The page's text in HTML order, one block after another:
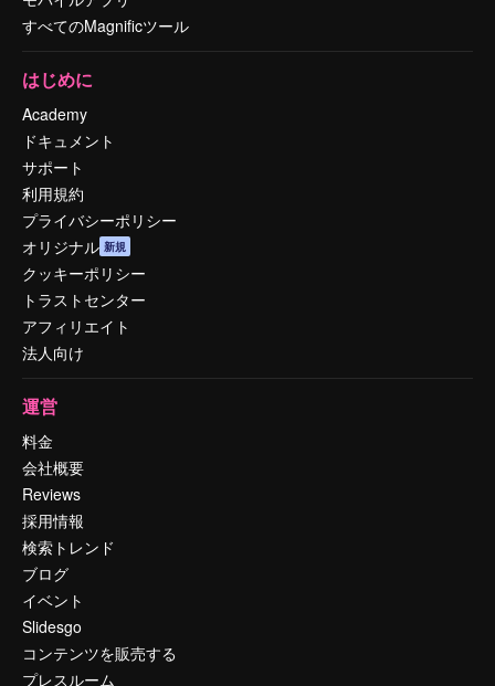
すべてのMagnificツール
はじめに
Academy
ドキュメント
サポート
利用規約
プライバシーポリシー
オリジナル 新規
クッキーポリシー
トラストセンター
アフィリエイト
法人向け
運営
料金
会社概要
Reviews
採用情報
検索トレンド
ブログ
イベント
Slidesgo
コンテンツを販売する
プレスルーム